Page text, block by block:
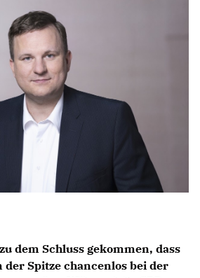
IM LANDTAG
LANDESREGIERUNG
IM BUNDESTAG
PARLAMENT
ABONNIEREN
BILDER
PROGRAMME
dem Schluss gekommen, dass
der Spitze chancenlos bei der